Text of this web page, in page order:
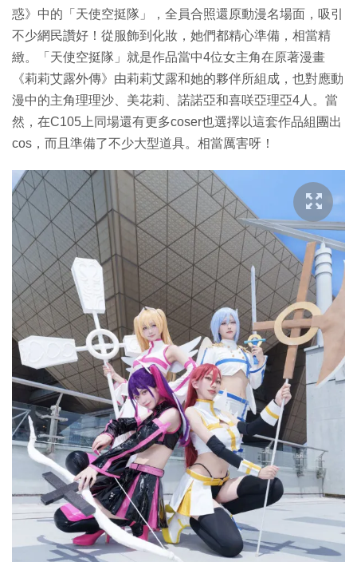
惑》中的「天使空挺隊」，全員合照還原動漫名場面，吸引
不少網民讚好！從服飾到化妝，她們都精心準備，相當精
緻。「天使空挺隊」就是作品當中4位女主角在原著漫畫
《莉莉艾露外傳》由莉莉艾露和她的夥伴所組成，也對應動
漫中的主角理理沙、美花莉、諾諾亞和喜咲亞理亞4人。當
然，在C105上同場還有更多coser也選擇以這套作品組團出
cos，而且準備了不少大型道具。相當厲害呀！